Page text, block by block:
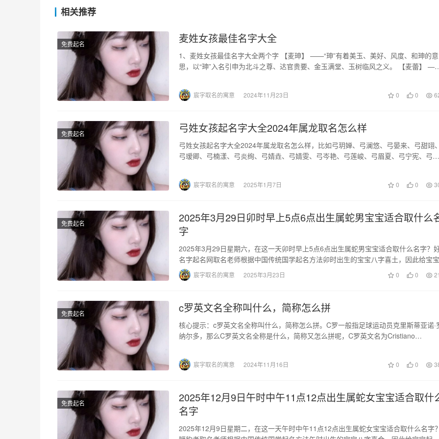
相关推荐
免费起名 麦姓女孩最佳名字大全
1、麦姓女孩最佳名字大全两个字 【麦珅】 ——“珅”有着美玉、美好、风度、和珅的意
思，以“珅”入名引申为北斗之尊、达官贵要、金玉满堂、玉树临风之义。 【麦蕾】
宸字取名的寓意 2024年11月23日 0 0
免费起名 弓姓女孩起名字大全2024年属龙取名怎么样
弓姓女孩起名字大全2024年属龙取名怎么样，比如弓玥婵、弓澜悠、弓晏来、弓甜翊、
弓瑷卿、弓楠漾、弓炎绚、弓婧垚、弓婧雯、弓岑艳、弓莲峻、弓眉夏、弓宁宪、弓迎
宸字取名的寓意 2025年1月7日 0 0
免费起名
2025年3月29日卯时早上5点6点出生属蛇男宝宝适合取什么
字
2025年3月29日星期六，在这一天卯时早上5点6点出生属蛇男宝宝适合取什么名字？
名字起名网取名老师根据中国传统国学起名方法卯时出生的宝宝八字喜土，因此给宝宝
宸字取名的寓意 2025年3月23日 0 0
免费起名 c罗英文名全称叫什么，简称怎么拼
核心提示：c罗英文名全称叫什么，简称怎么拼。C罗一般指足球运动员克里斯蒂亚诺·
纳尔多，那么C罗英文名全称是什么，简称又怎么拼呢，C罗英文名为Cristiano
宸字取名的寓意 2024年11月16日 0 0
免费起名
2025年12月9日午时中午11点12点出生属蛇女宝宝适合取什
名字
2025年12月9日星期二，在这一天午时中午11点12点出生属蛇女宝宝适合取什么名字？